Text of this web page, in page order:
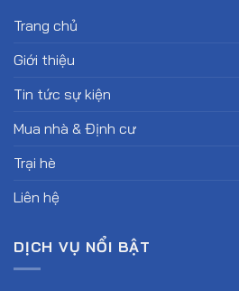
Trang chủ
Giới thiệu
Tin tức sự kiện
Mua nhà & Định cư
Trại hè
Liên hệ
DỊCH VỤ NỔI BẬT